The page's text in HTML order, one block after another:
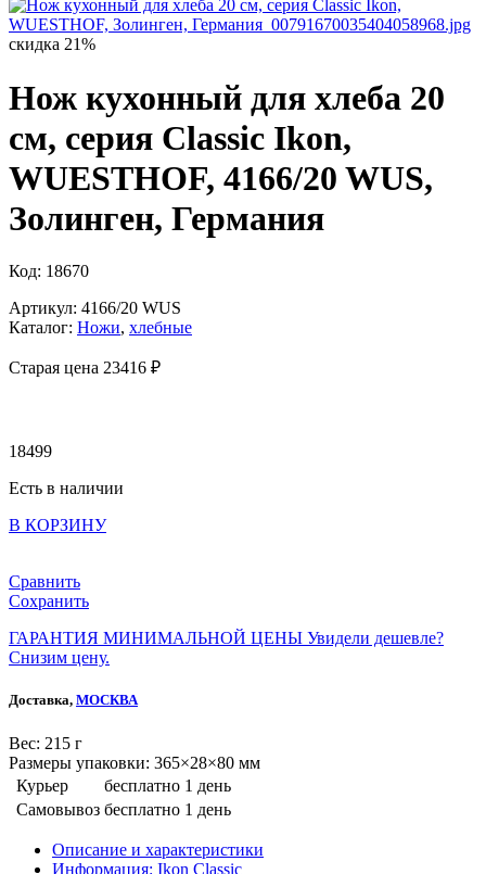
скидка 21%
Нож кухонный для хлеба 20
см, серия Classic Ikon,
WUESTHOF, 4166/20 WUS,
Золинген, Германия
Код: 18670
Артикул: 4166/20 WUS
Каталог: Ножи, хлебные
Старая цена 23416 ₽
18499
Есть в наличии
В КОРЗИНУ
Сравнить
Сохранить
ГАРАНТИЯ МИНИМАЛЬНОЙ ЦЕНЫ Увидели дешевле?
Снизим цену.
Доставка, МОСКВА
Веc: 215 г
Размеры упаковки: 365×28×80 мм
Курьер
бесплатно 1 день
Самовывоз бесплатно 1 день
Описание и характеристики
Информация: Ikon Classiс